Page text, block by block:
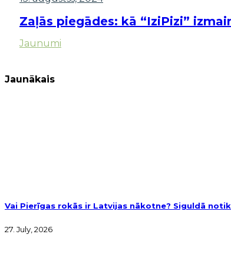
Zaļās piegādes: kā “IziPizi”
Jaunumi
Jaunākais
Vai Pierīgas rokās ir Latvijas nākotne? Siguldā
27. July, 2026